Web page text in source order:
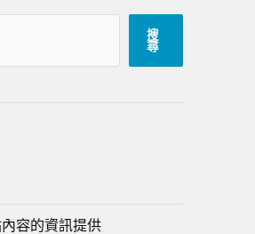
搜
尋
容的資訊提供